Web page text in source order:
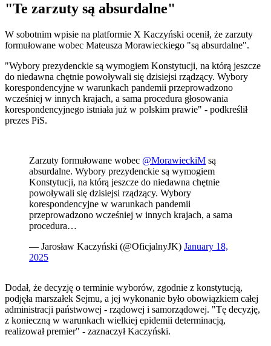
"Te zarzuty są absurdalne"
W sobotnim wpisie na platformie X Kaczyński ocenił, że zarzuty
formułowane wobec Mateusza Morawieckiego "są absurdalne".
"Wybory prezydenckie są wymogiem Konstytucji, na którą jeszcze
do niedawna chętnie powoływali się dzisiejsi rządzący. Wybory
korespondencyjne w warunkach pandemii przeprowadzono
wcześniej w innych krajach, a sama procedura głosowania
korespondencyjnego istniała już w polskim prawie" - podkreślił
prezes PiS.
Zarzuty formułowane wobec @MorawieckiM są
absurdalne. Wybory prezydenckie są wymogiem
Konstytucji, na którą jeszcze do niedawna chętnie
powoływali się dzisiejsi rządzący. Wybory
korespondencyjne w warunkach pandemii
przeprowadzono wcześniej w innych krajach, a sama
procedura…
— Jarosław Kaczyński (@OficjalnyJK) January 18,
2025
Dodał, że decyzję o terminie wyborów, zgodnie z konstytucją,
podjęła marszałek Sejmu, a jej wykonanie było obowiązkiem całej
administracji państwowej - rządowej i samorządowej. "Tę decyzję,
z konieczną w warunkach wielkiej epidemii determinacją,
realizował premier" - zaznaczył Kaczyński.